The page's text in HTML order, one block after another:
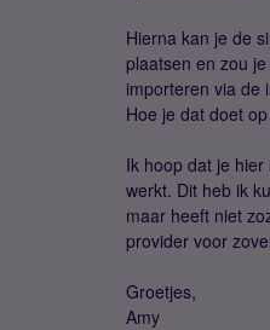
Hierna kan je de
plaatsen en zou
importeren via de
Hoe je dat doet
Ik hoop dat je
werkt. Dit heb ik
maar heeft niet
provider voor
Groetjes,
Amy